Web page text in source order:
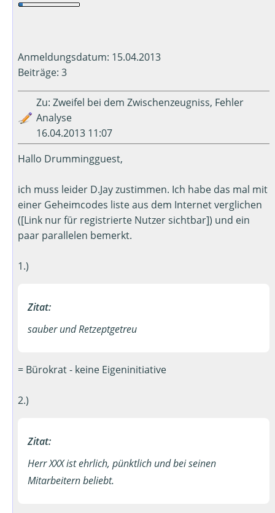
Anmeldungsdatum: 15.04.2013
Beiträge: 3
Zu: Zweifel bei dem Zwischenzeugniss, Fehler
Analyse
16.04.2013 11:07
Hallo Drummingguest,
ich muss leider D.Jay zustimmen. Ich habe das mal mit
einer Geheimcodes liste aus dem Internet verglichen
([Link nur für registrierte Nutzer sichtbar]) und ein
paar parallelen bemerkt.
1.)
Zitat:
sauber und Retzeptgetreu
= Bürokrat ­- keine Eigeninitiative
2.)
Zitat:
Herr XXX ist ehrlich, pünktlich und bei seinen
Mitarbeitern beliebt.